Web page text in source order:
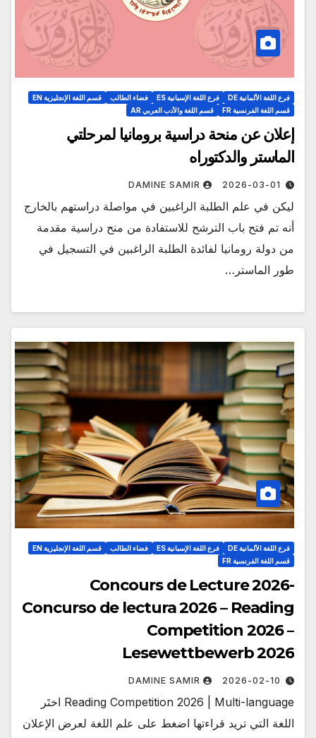
فرع اللغة الألمانية DE فرع اللغة الإسبانية ES فضاء الطالب
قسم اللغة الإنجليزية EN
قسم اللغة الفرنسية FR
قسم اللغة والأدب العربي AR
إعلان عن منحة دراسية برومانيا لمرحلتي
الماستر والدكتوراه
2026-03-01
DAMINE SAMIR
ليكن في علم الطلبة الراغبين في مواصلة دراستهم بالخارج
أنه تم فتح باب الترشح للاستفادة من منح دراسية مقدمة
من دولة رومانيا لفائدة الطلبة الراغبين في التسجيل في
طور الماستر…
فرع اللغة الألمانية DE فرع اللغة الإسبانية ES فضاء الطالب
قسم اللغة الإنجليزية EN
قسم اللغة الفرنسية FR
Concours de Lecture 2026-
Concurso de lectura 2026 – Reading
Competition 2026 –
Lesewettbewerb 2026
2026-02-10
DAMINE SAMIR
Reading Competition 2026 | Multi-language اختَر
اللغة التي تريد قراءتها اضغط على علم اللغة لعرض الإعلان